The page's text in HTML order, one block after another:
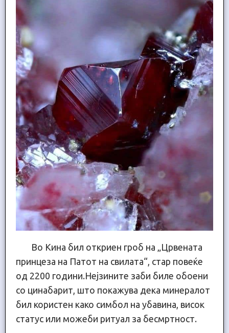
Во Кина бил откриен гроб на „Црвената
принцеза на Патот на свилата“, стар повеќе
од 2200 години.Нејзините заби биле обоени
со цинабарит, што покажува дека минералот
бил користен како симбол на убавина, висок
статус или можеби ритуал за бесмртност.